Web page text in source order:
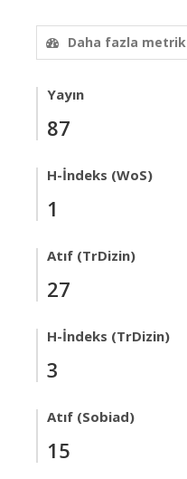
Daha fazla metrik
Yayın
87
H-İndeks (WoS)
1
Atıf (TrDizin)
27
H-İndeks (TrDizin)
3
Atıf (Sobiad)
15